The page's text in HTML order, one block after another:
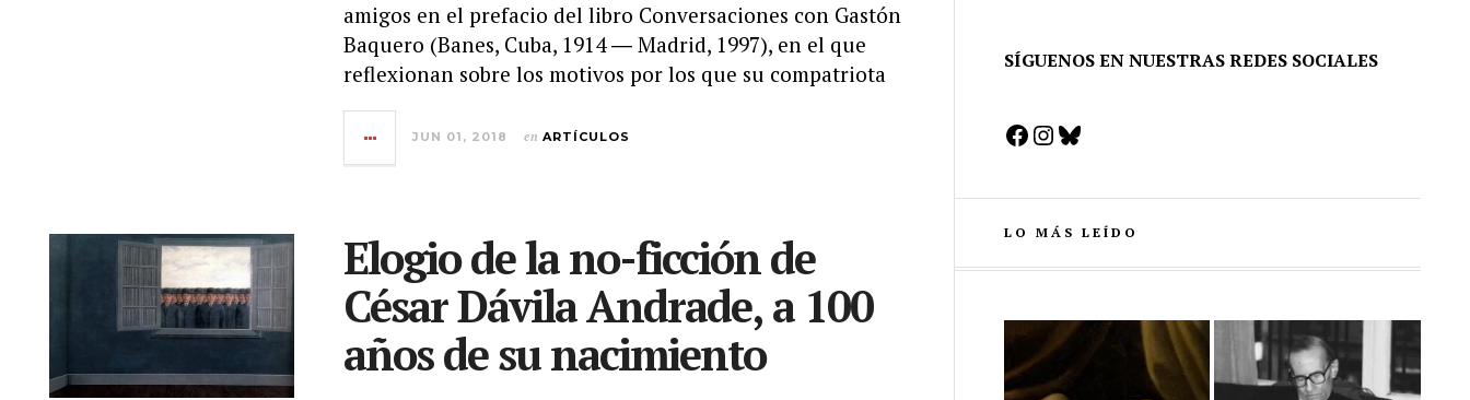
amigos en el prefacio del libro Conversaciones con Gastón
Baquero (Banes, Cuba, 1914 ― Madrid, 1997), en el que
reflexionan sobre los motivos por los que su compatriota
JUN 01, 2018 en ARTÍCULOS
Elogio de la no-ficción de
César Dávila Andrade, a 100
años de su nacimiento
SÍGUENOS EN NUESTRAS REDES SOCIALES
Facebook
Instagram
Bluesky
LO MÁS LEÍDO